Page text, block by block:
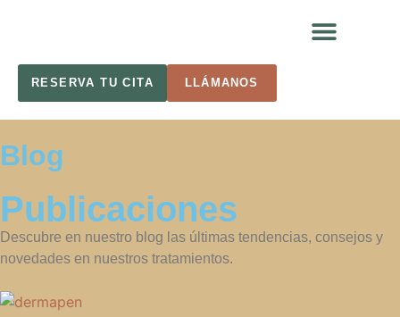
RESERVA TU CITA LLÁMANOS
Blog
Publicaciones
Descubre en nuestro blog las últimas tendencias, consejos y
novedades en nuestros tratamientos.